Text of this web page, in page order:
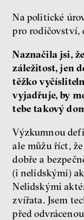
Na politické
pro rodičovství,
Naznačila jsi,
záležitost, jen
těžko
vyjadřuje, by
tebe takový
Výzkumnou
ale můžu říct,
dobře a
(i nelidskými)
Nelidskými
zvířata. Jsem
před